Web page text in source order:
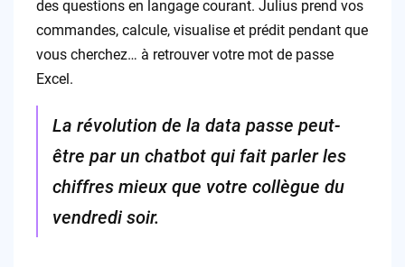
des questions en langage courant. Julius prend vos
commandes, calcule, visualise et prédit pendant que
vous cherchez… à retrouver votre mot de passe
Excel.
La révolution de la data passe peut-
être par un chatbot qui fait parler les
chiffres mieux que votre collègue du
vendredi soir.